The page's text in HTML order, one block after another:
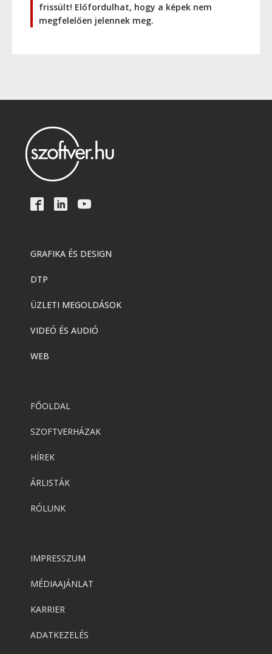
frissült! Előfordulhat, hogy a képek nem
megfelelően jelennek meg.
GRAFIKA ÉS DESIGN
DTP
ÜZLETI MEGOLDÁSOK
VIDEÓ ÉS AUDIÓ
WEB
FŐOLDAL
SZOFTVERHÁZAK
HÍREK
ÁRLISTÁK
RÓLUNK
IMPRESSZUM
MÉDIAAJÁNLAT
KARRIER
ADATKEZELÉS